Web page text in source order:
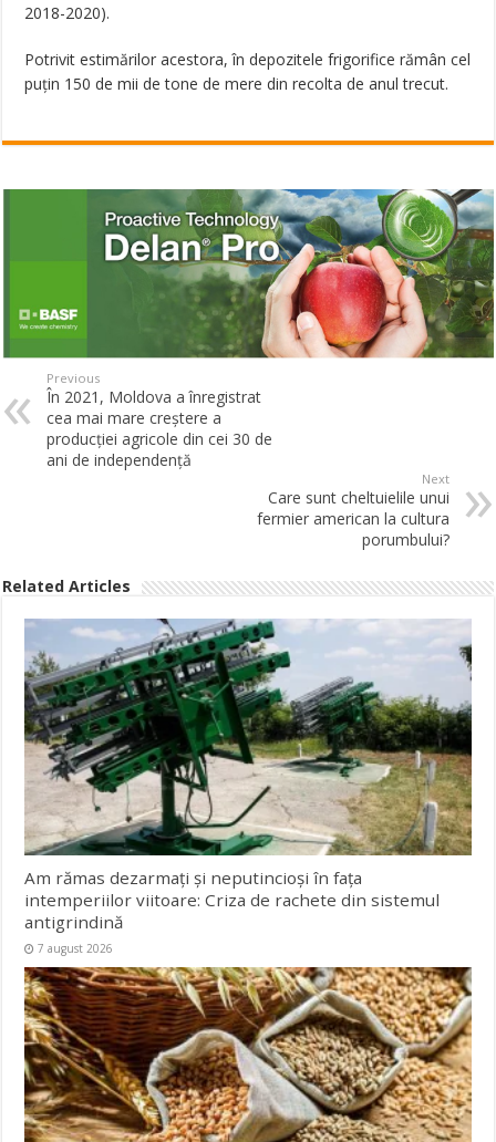
2018-2020).
Potrivit estimărilor acestora, în depozitele frigorifice rămân cel
puțin 150 de mii de tone de mere din recolta de anul trecut.
Previous
În 2021, Moldova a înregistrat
cea mai mare creştere a
producţiei agricole din cei 30 de
ani de independenţă
Next
Care sunt cheltuielile unui
fermier american la cultura
porumbului?
Related Articles
Am rămas dezarmați și neputincioși în fața
intemperiilor viitoare: Criza de rachete din sistemul
antigrindină
7 august 2026